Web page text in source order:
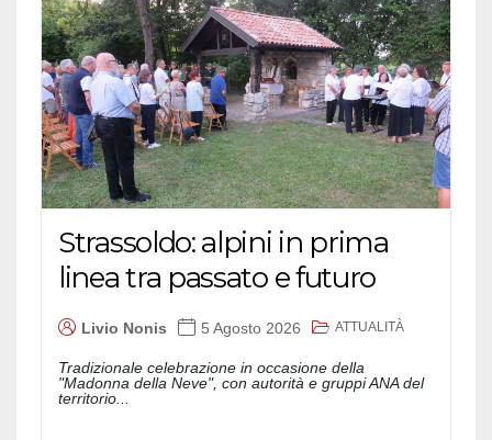
Strassoldo: alpini in prima
linea tra passato e futuro
Livio Nonis 5 Agosto 2026 ATTUALITÀ
Tradizionale celebrazione in occasione della
"Madonna della Neve", con autorità e gruppi ANA del
territorio...